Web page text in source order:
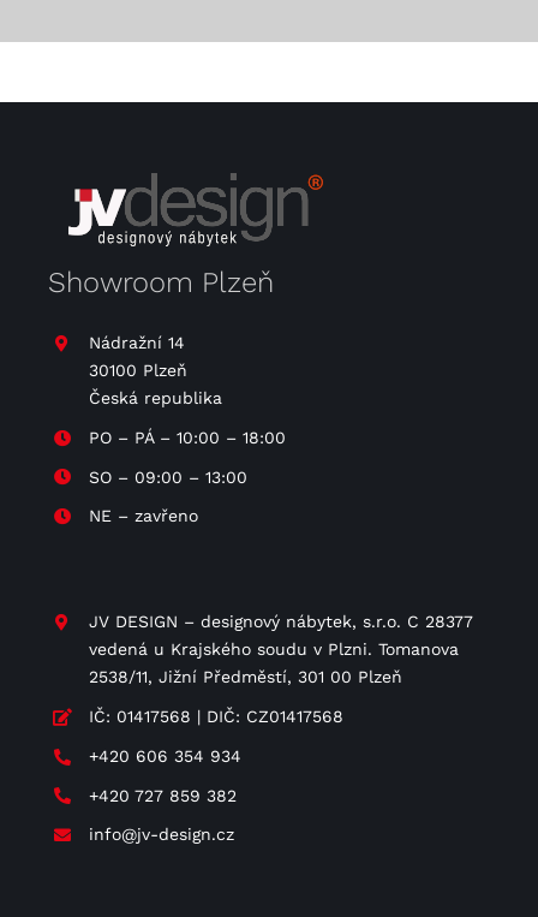
Showroom Plzeň
Nádražní 14
30100 Plzeň
Česká republika
PO – PÁ – 10:00 – 18:00
SO – 09:00 – 13:00
NE – zavřeno
JV DESIGN – designový nábytek, s.r.o. C 28377
vedená u Krajského soudu v Plzni. Tomanova
2538/11, Jižní Předměstí, 301 00 Plzeň
IČ: 01417568 | DIČ: CZ01417568
+420 606 354 934
+420 727 859 382
info@jv-design.cz